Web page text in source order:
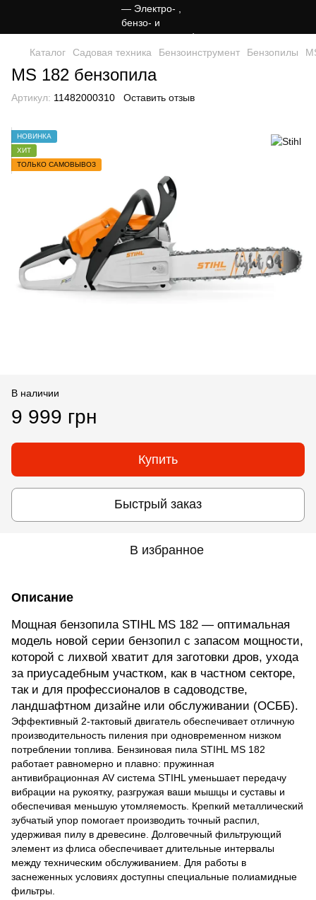
Каталог Садовая техника Бензоинструмент Бензопилы
MS 182 бензопила
Артикул: 11482000310 Оставить отзыв
НОВИНКА
ХИТ
ТОЛЬКО САМОВЫВОЗ
В наличии
9 999 грн
Купить
Быстрый заказ
В избранное
Описание
Мощная бензопила STIHL MS 182 — оптимальная
модель новой серии бензопил с запасом мощности,
которой с лихвой хватит для заготовки дров, ухода
за приусадебным участком, как в частном секторе,
так и для профессионалов в садоводстве,
ландшафтном дизайне или обслуживании (ОСББ).
Эффективный 2-тактовый двигатель обеспечивает отличную
производительность пиления при одновременном низком
потреблении топлива. Бензиновая пила STIHL MS 182
работает равномерно и плавно: пружинная
антивибрационная AV система STIHL уменьшает передачу
вибрации на рукоятку, разгружая ваши мышцы и суставы и
обеспечивая меньшую утомляемость. Крепкий металлический
зубчатый упор помогает производить точный распил,
удерживая пилу в древесине. Долговечный фильтрующий
элемент из флиса обеспечивает длительные интервалы
между техническим обслуживанием. Для работы в
заснеженных условиях доступны специальные полиамидные
фильтры.